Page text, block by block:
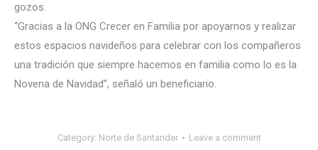
gozos.
“Gracias a la ONG Crecer en Familia por apoyarnos y realizar
estos espacios navideños para celebrar con los compañeros
una tradición que siempre hacemos en familia como lo es la
Novena de Navidad”, señaló un beneficiario.
Category: Norte de Santander Leave a comment